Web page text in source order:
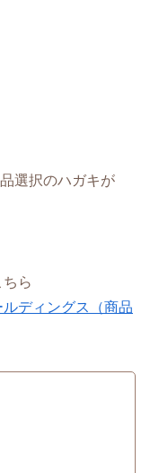
選択のハガキが
ら
ルディングス（商品